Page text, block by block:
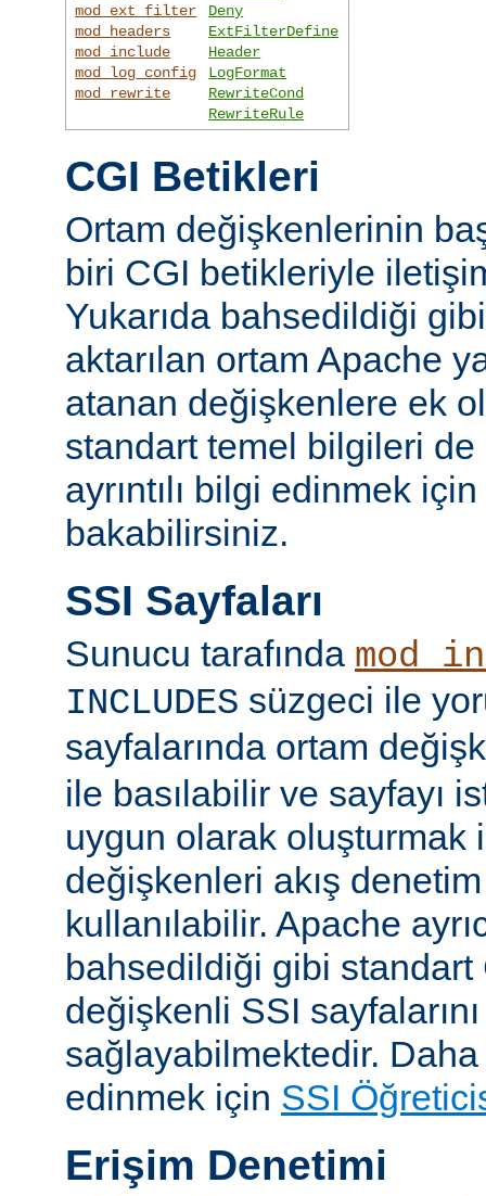
mod_ext_filter
mod_headers
mod_include
mod_log_config
mod_rewrite
Deny
ExtFilterDefine
Header
LogFormat
RewriteCond
RewriteRule
CGI Betikleri
Ortam değişkenlerinin
biri CGI betikleriyle
Yukarıda bahsedildiği
aktarılan ortam Apache
atanan değişkenlere ek
standart temel bilgileri
ayrıntılı bilgi edinmek için
bakabilirsiniz.
SSI Sayfaları
Sunucu tarafında
INCLUDES süzgeci ile
sayfalarında ortam
ile basılabilir ve sayfayı
uygun olarak oluşturmak
değişkenleri akış
kullanılabilir. Apache
bahsedildiği gibi standart
değişkenli SSI
sağlayabilmektedir. Daha
edinmek için SSI
Erişim Denetimi